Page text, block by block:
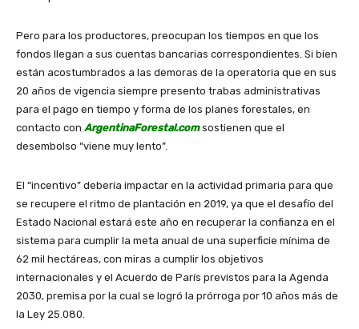
Pero para los productores, preocupan los tiempos en que los
fondos llegan a sus cuentas bancarias correspondientes. Si bien
están acostumbrados a las demoras de la operatoria que en sus
20 años de vigencia siempre presento trabas administrativas
para el pago en tiempo y forma de los planes forestales, en
contacto con ArgentinaForestal.com sostienen que el
desembolso “viene muy lento”.
El “incentivo” debería impactar en la actividad primaria para que
se recupere el ritmo de plantación en 2019, ya que el desafío del
Estado Nacional estará este año en recuperar la confianza en el
sistema para cumplir la meta anual de una superficie mínima de
62 mil hectáreas, con miras a cumplir los objetivos
internacionales y el Acuerdo de París previstos para la Agenda
2030, premisa por la cual se logró la prórroga por 10 años más de
la Ley 25.080.